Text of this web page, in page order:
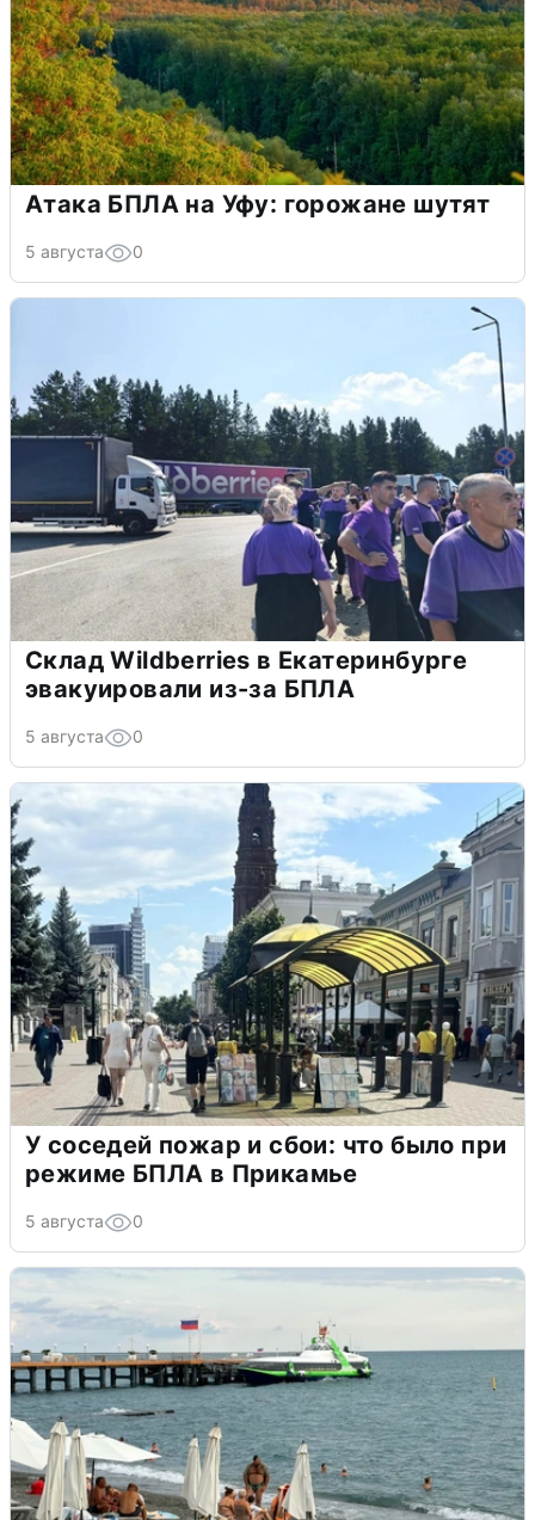
Атака БПЛА на Уфу: горожане шутят
5 августа 0
Склад Wildberries в Екатеринбурге
эвакуировали из-за БПЛА
5 августа 0
У соседей пожар и сбои: что было при
режиме БПЛА в Прикамье
5 августа 0